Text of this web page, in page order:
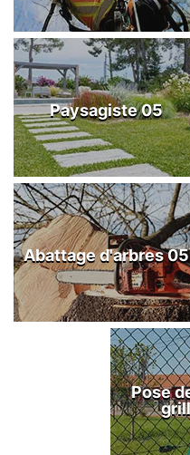
Paysagiste 05
Abattage d'arbres 05
Pose